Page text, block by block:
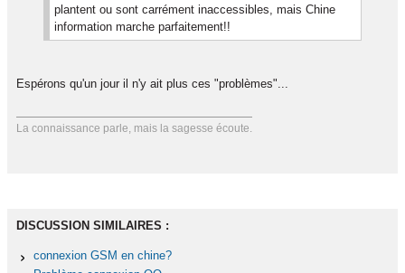
plantent ou sont carrément inaccessibles, mais Chine
information marche parfaitement!!
Espérons qu'un jour il n'y ait plus ces "problèmes"...
La connaissance parle, mais la sagesse écoute.
DISCUSSION SIMILAIRES :
connexion GSM en chine?